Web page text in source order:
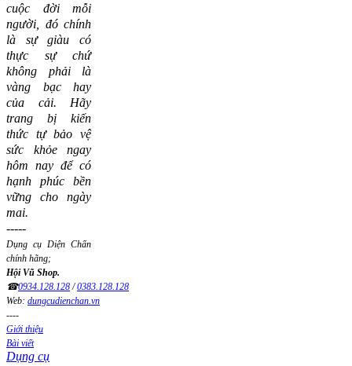
cuộc đời mỗi
người, đó chính
là sự giàu có
thực sự chứ
không phải là
vàng bạc hay
của cải. Hãy
trang bị kiến
thức tự bảo vệ
sức khỏe ngay
hôm nay để có
hạnh phúc bền
vững cho ngày
mai.
-----
Dụng cụ Diện Chẩn
chính hãng;
Hội Vũ Shop.
☎0934.128.128/0383.128.128
Web: dungcudienchan.vn
----
Giới thiệu
Bài viết
Dụng cụ